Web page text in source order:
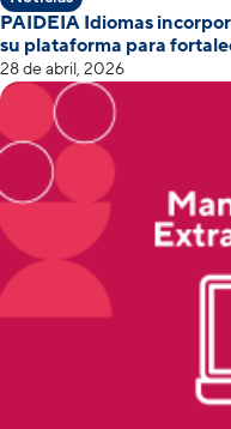
PAIDEIA Idiomas
su plataforma para
28 de abril, 2026